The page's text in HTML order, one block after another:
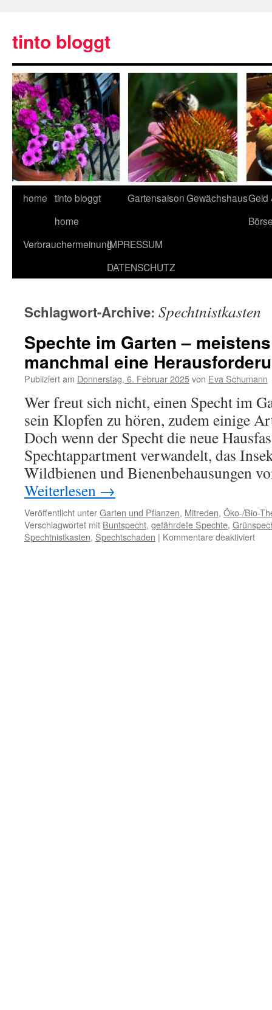
tinto bloggt
home tinto bloggt
home
GartensaisonGewächshausGeld
VerbrauchermeinungIMPRESSUM
DATENSCHUTZ
Schlagwort-Archive: Spechtnistkasten
Spechte im Garten –
manchmal eine
Publiziert am Donnerstag, 6. Februar 2025von Eva Schumann
Wer freut sich nicht, einen Specht im
sein Klopfen zu hören, zudem einige
Doch wenn der Specht die neue
Spechtappartment verwandelt, das
Wildbienen und Bienenbehausungen
Weiterlesen →
Veröffentlicht unterGarten und Pflanzen, Mitreden, Öko-/Bio-
Verschlagwortet mit Buntspecht, gefährdete Spechte,
Spechtnistkasten, Spechtschaden | Kommentare deaktiviert